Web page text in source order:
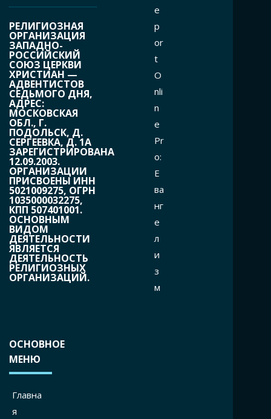
РЕЛИГИОЗНАЯ
ОРГАНИЗАЦИЯ
ЗАПАДНО-
РОССИЙСКИЙ
СОЮЗ ЦЕРКВИ
ХРИСТИАН —
АДВЕНТИСТОВ
СЕДЬМОГО ДНЯ,
АДРЕС:
МОСКОВСКАЯ
ОБЛ., Г.
ПОДОЛЬСК, Д.
СЕРГЕЕВКА, Д. 1А
ЗАРЕГИСТРИРОВАНА
12.09.2003.
ОРГАНИЗАЦИИ
ПРИСВОЕНЫ ИНН
5021009275, ОГРН
1035000032275,
КПП 507401001.
ОСНОВНЫМ
ВИДОМ
ДЕЯТЕЛЬНОСТИ
ЯВЛЯЕТСЯ
ДЕЯТЕЛЬНОСТЬ
РЕЛИГИОЗНЫХ
ОРГАНИЗАЦИЙ.
e
p
or
t
O
nli
n
e
Pr
o:
Е
ва
нг
е
л
и
з
м
ОСНОВНОЕ
МЕНЮ
Главна
я